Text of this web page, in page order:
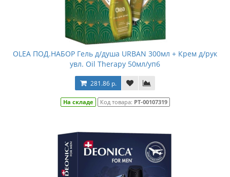
OLEA ПОД.НАБОР Гель д/душа URBAN 300мл + Крем д/рук
увл. Oil Therapy 50мл/уп6
281.86 р.
На складе Код товара: РТ-00107319